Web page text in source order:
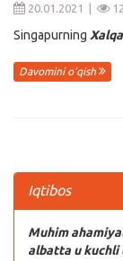
20.01.2021 |
Singapurning
Davomini o'qish
Iqtibos
Muhim
albatta u